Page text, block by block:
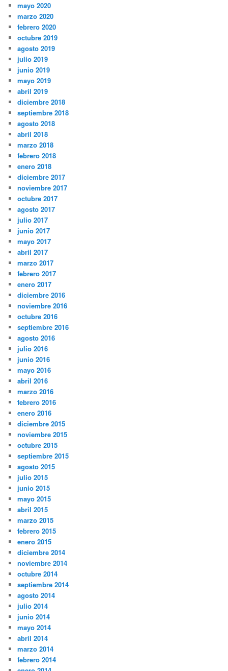
mayo 2020
marzo 2020
febrero 2020
octubre 2019
agosto 2019
julio 2019
junio 2019
mayo 2019
abril 2019
diciembre 2018
septiembre 2018
agosto 2018
abril 2018
marzo 2018
febrero 2018
enero 2018
diciembre 2017
noviembre 2017
octubre 2017
agosto 2017
julio 2017
junio 2017
mayo 2017
abril 2017
marzo 2017
febrero 2017
enero 2017
diciembre 2016
noviembre 2016
octubre 2016
septiembre 2016
agosto 2016
julio 2016
junio 2016
mayo 2016
abril 2016
marzo 2016
febrero 2016
enero 2016
diciembre 2015
noviembre 2015
octubre 2015
septiembre 2015
agosto 2015
julio 2015
junio 2015
mayo 2015
abril 2015
marzo 2015
febrero 2015
enero 2015
diciembre 2014
noviembre 2014
octubre 2014
septiembre 2014
agosto 2014
julio 2014
junio 2014
mayo 2014
abril 2014
marzo 2014
febrero 2014